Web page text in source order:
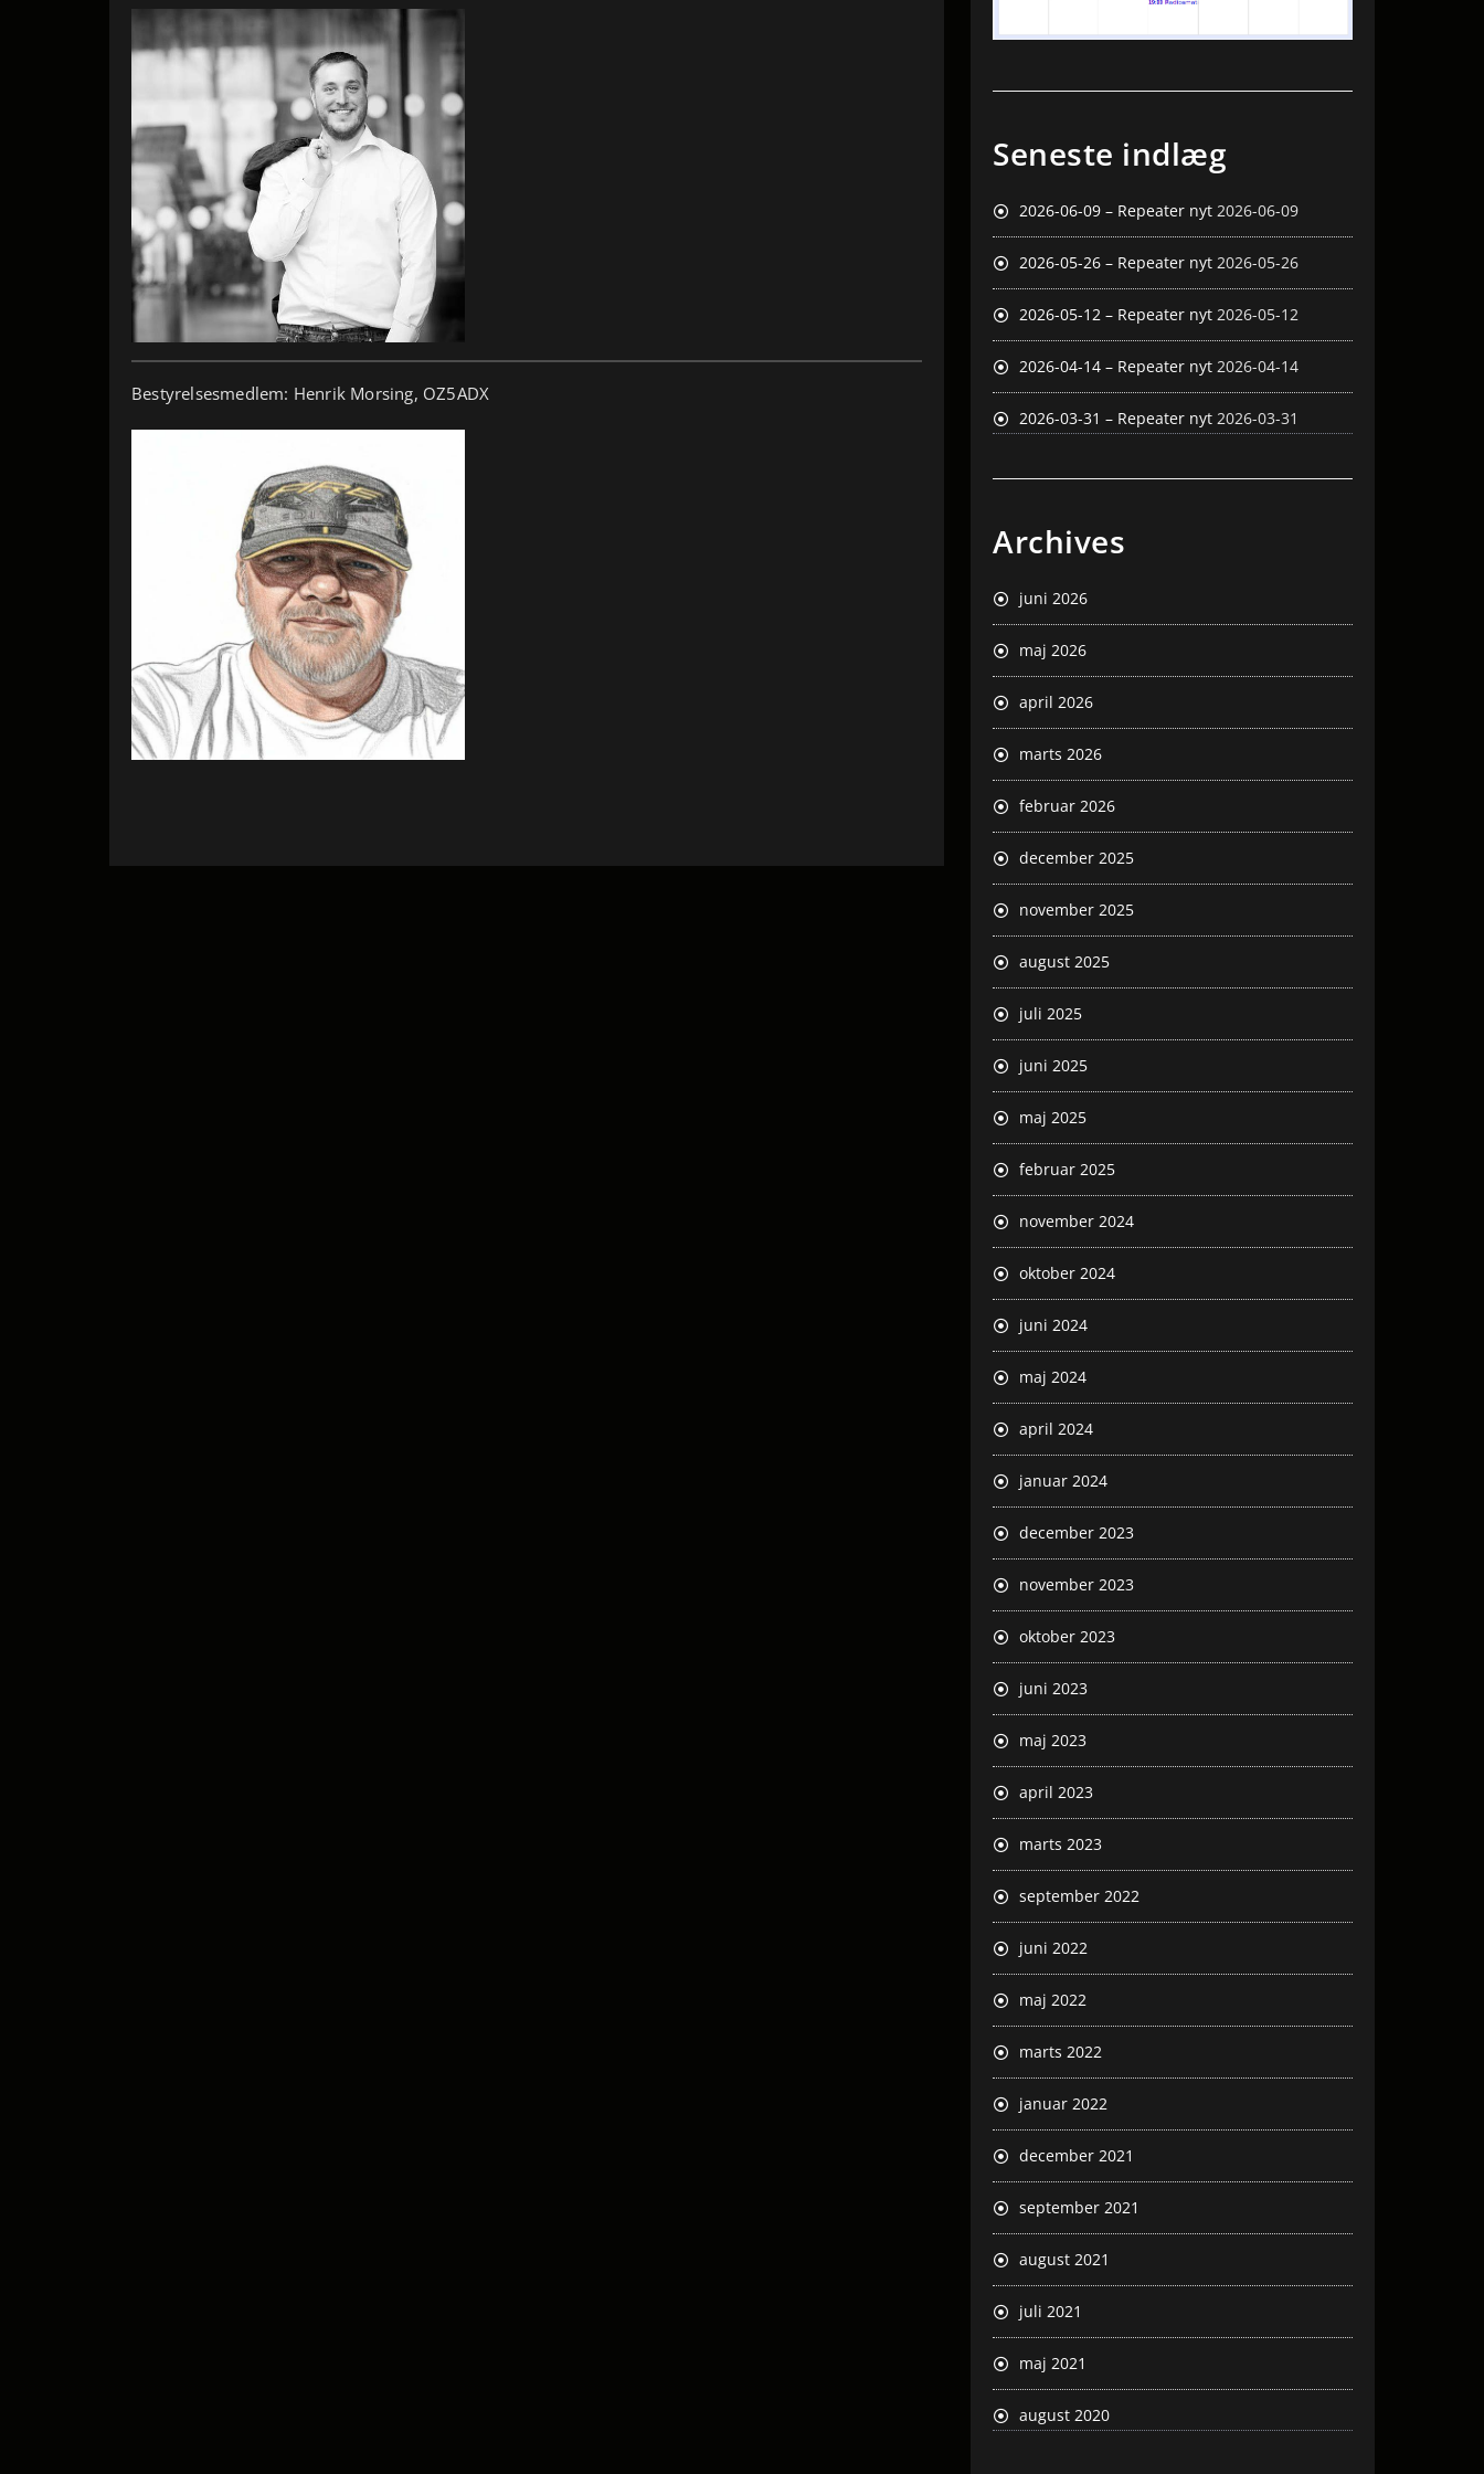
Bestyrelsesmedlem: Henrik Morsing, OZ5ADX
Seneste indlæg
2026-06-09 – Repeater nyt 2026-06-09
2026-05-26 – Repeater nyt 2026-05-26
2026-05-12 – Repeater nyt 2026-05-12
2026-04-14 – Repeater nyt 2026-04-14
2026-03-31 – Repeater nyt 2026-03-31
Archives
juni 2026
maj 2026
april 2026
marts 2026
februar 2026
december 2025
november 2025
august 2025
juli 2025
juni 2025
maj 2025
februar 2025
november 2024
oktober 2024
juni 2024
maj 2024
april 2024
januar 2024
december 2023
november 2023
oktober 2023
juni 2023
maj 2023
april 2023
marts 2023
september 2022
juni 2022
maj 2022
marts 2022
januar 2022
december 2021
september 2021
august 2021
juli 2021
maj 2021
august 2020